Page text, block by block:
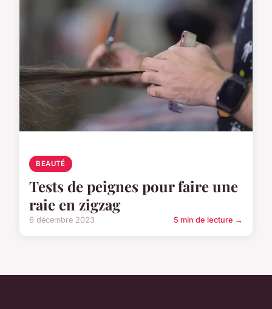
BEAUTÉ
Tests de peignes pour faire une
raie en zigzag
6 décembre 2023 5 min de lecture →